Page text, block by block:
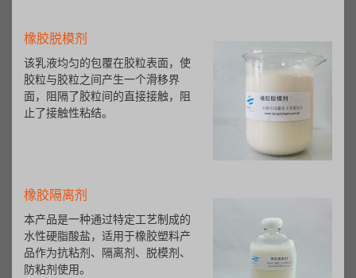
橡胶脱模剂
该乳液均匀的包覆在胶粒表面，使
胶粒与胶粒之间产生一个滑移界
面，阻隔了胶粒间的直接接触，阻
止了接触性粘结。
橡胶隔离剂
本产品是一种通过特定工艺制成的
水性硬脂酸盐，适用于橡胶塑料产
品作为抗粘剂、隔离剂、脱模剂、
防粘剂使用。